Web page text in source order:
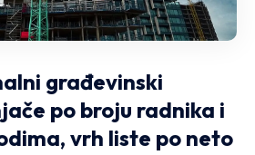
građevinski
po broju radnika i
vrh liste po neto